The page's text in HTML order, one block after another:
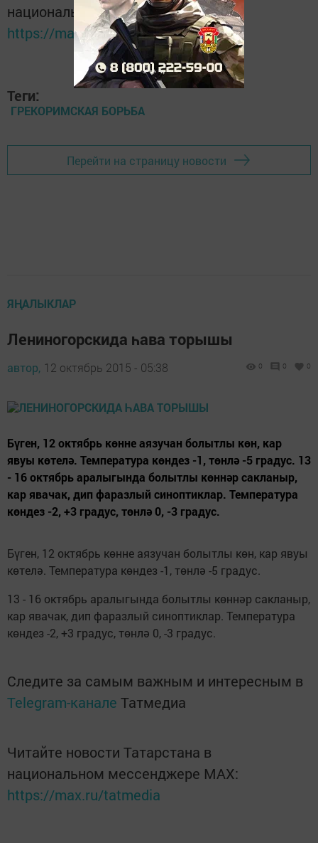
национальном мессенджере MАХ:
https://max.ru/tatmedia
Теги:
ГРЕКОРИМСКАЯ БОРЬБА
Перейти на страницу новости
ЯҢАЛЫКЛАР
Лениногорскида һава торышы
автор, 12 октябрь 2015 - 05:38 0 0 0
Бүген, 12 октябрь көнне аязучан болытлы көн, кар
явуы көтелә. Температура көндез -1, төнлә -5 градус. 13
- 16 октябрь аралыгында болытлы көннәр сакланыр,
кар явачак, дип фаразлый синоптиклар. Температура
көндез -2, +3 градус, төнлә 0, -3 градус.
Бүген, 12 октябрь көнне аязучан болытлы көн, кар явуы
көтелә. Температура көндез -1, төнлә -5 градус.
13 - 16 октябрь аралыгында болытлы көннәр сакланыр,
кар явачак, дип фаразлый синоптиклар. Температура
көндез -2, +3 градус, төнлә 0, -3 градус.
Следите за самым важным и интересным в
Telegram-канале Татмедиа
Читайте новости Татарстана в
национальном мессенджере MАХ:
https://max.ru/tatmedia